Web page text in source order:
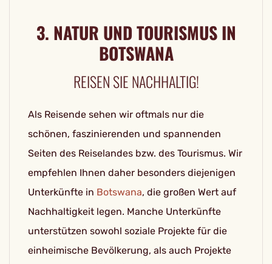
3. NATUR UND TOURISMUS IN
BOTSWANA
REISEN SIE NACHHALTIG!
Als Reisende sehen wir oftmals nur die
schönen, faszinierenden und spannenden
Seiten des Reiselandes bzw. des Tourismus. Wir
empfehlen Ihnen daher besonders diejenigen
Unterkünfte in Botswana, die großen Wert auf
Nachhaltigkeit legen. Manche Unterkünfte
unterstützen sowohl soziale Projekte für die
einheimische Bevölkerung, als auch Projekte